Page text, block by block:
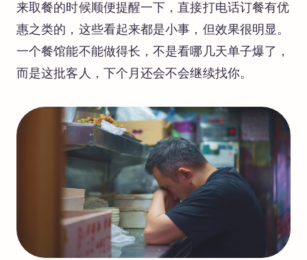
来取餐的时候顺便提醒一下，直接打电话订餐有优
惠之类的，这些看起来都是小事，但效果很明显。
一个餐馆能不能做得长，不是看哪几天单子爆了，
而是这批客人，下个月还会不会继续找你。